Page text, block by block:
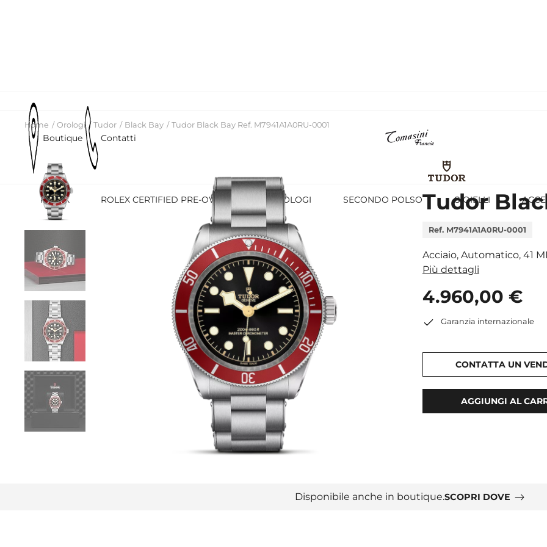
Boutique Contatti
ROLEX ROLEX CERTIFIED PRE-OWNED OROLOGI SECONDO POLSO GIOIELLI
Home Orologi Tudor Black Bay Tudor Black Bay Ref. M7941A1A0RU-0001
Tudor
Ref. M7941A1A0RU-0001
Acciaio, Automatico, 41
Più dettagli
4.960,00 €
Garanzia internazionale
CONTATTA UN
AGGIUNGI AL
Disponibile anche in boutique.SCOPRI DOVE